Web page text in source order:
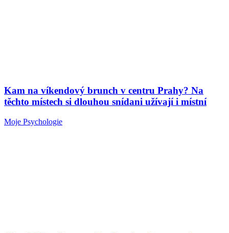
Kam na víkendový brunch v centru Prahy? Na
těchto místech si dlouhou snídani užívají i místní
Moje Psychologie